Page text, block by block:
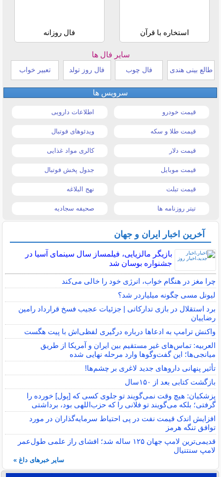
استخاره با قرآن فال روزانه
سایر فال ها
طالع بینی هندی فال چوب فال روز تولد تعبیر خواب
سرویس ها
قیمت خودرو اطلاعات دارویی
قیمت طلا و سکه ویدئوهای فوتبال
قیمت دلار کالری مواد غذایی
قیمت موبایل جدول پخش فوتبال
قیمت تبلت نهج البلاغه
تیتر روزنامه ها صحیفه سجادیه
آخرین اخبار ایران و جهان
بازیگر مالزیایی، فیلمساز سال سینمای آسیا در
جشنواره بوسان شد
چرا مغز در هنگام خواب، انرژی خود را خالی می‌کند
لیونل مسی چگونه میلیاردر شد؟
برد استقلال در بازی تدارکاتی | جزئیات عجیب فسخ قرارداد رامین
رضاییان
واکنش ترامپ به ادعاها درباره درگیری لفظی‌اش با پیت هگست
العربیه: تماس‌های غیر مستقیم بین ایران و آمریکا از طریق
میانجی‌ها؛ این گفت‌و‌گو‌ها وارد مرحله نهایی شده
تأثیر پنهانی داروهای جدید لاغری بر چشم‌ها!
بازگشت کتابی بعد از ۱۵۰سال
پزشکیان: هیچ وقت نمی‌گویند تو جلوی کسی که [پول] خورده را
گرفتی؛ بلکه می‌گویند تو فلانی را که حزب‌اللهی بود، برداشتی
افزایش اندک قیمت نفت در پی احتیاط سرمایه‌گذاران در مورد
توافق تنگه هرمز
قدیمی‌ترین لامپ جهان ۱۲۵ ساله شد؛ افشای راز علمی طول‌عمر
لامپ سنتنیال
سایر خبرهای داغ »